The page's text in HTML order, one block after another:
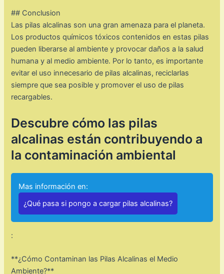
## Conclusion
Las pilas alcalinas son una gran amenaza para el planeta.
Los productos químicos tóxicos contenidos en estas pilas
pueden liberarse al ambiente y provocar daños a la salud
humana y al medio ambiente. Por lo tanto, es importante
evitar el uso innecesario de pilas alcalinas, reciclarlas
siempre que sea posible y promover el uso de pilas
recargables.
Descubre cómo las pilas
alcalinas están contribuyendo a
la contaminación ambiental
Mas información en:
¿Qué pasa si pongo a cargar pilas alcalinas?
:
**¿Cómo Contaminan las Pilas Alcalinas el Medio
Ambiente?**